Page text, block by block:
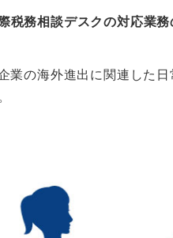
税務相談デスクの対応業務
業の海外進出に関連した